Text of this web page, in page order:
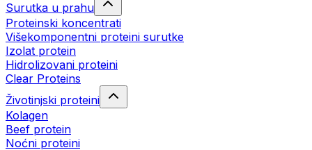
Surutka u prahu
Proteinski koncentrati
Višekomponentni proteini surutke
Izolat protein
Hidrolizovani proteini
Clear Proteins
Životinjski proteini
Kolagen
Beef protein
Noćni proteini